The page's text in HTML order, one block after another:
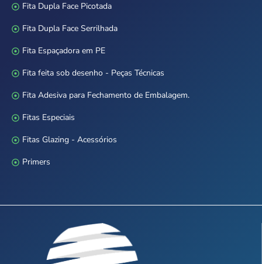
Fita Dupla Face Picotada
Fita Dupla Face Serrilhada
Fita Espaçadora em PE
Fita feita sob desenho - Peças Técnicas
Fita Adesiva para Fechamento de Embalagem.
Fitas Especiais
Fitas Glazing - Acessórios
Primers